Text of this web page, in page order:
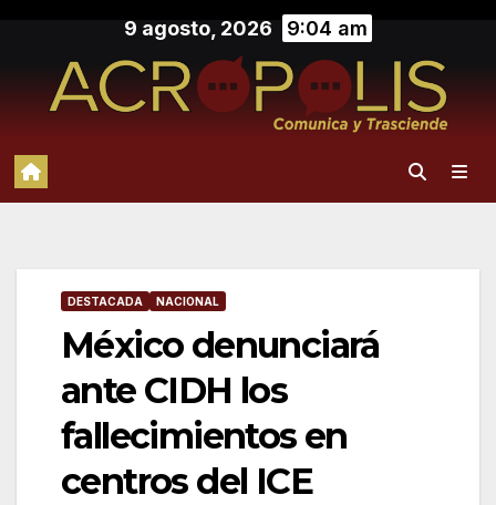
contenido
9 agosto, 2026 9:04 am
DESTACADA NACIONAL
México denunciará
ante CIDH los
fallecimientos en
centros del ICE